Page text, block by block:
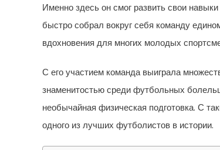
Именно здесь он смог развить свои
быстро собрал вокруг себя команду
вдохновения для многих молодых
С его участием команда выиграла
знаменитостью среди футбольных
необычайная физическая подготовка. С
одного из лучших футболистов в истории.